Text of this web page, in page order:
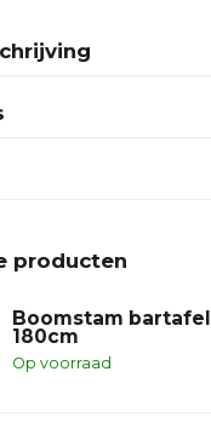
producten
Boomstam bartafel
180cm
Op voorraad